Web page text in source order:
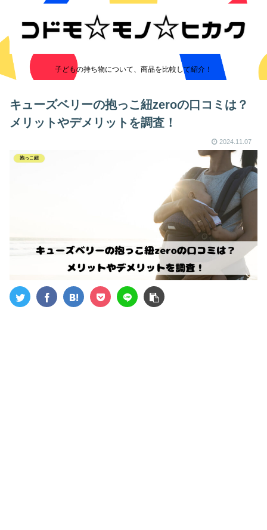
子どもの持ち物について、商品を比較して紹介！
キューズベリーの抱っこ紐zeroの口コミは？
メリットやデメリットを調査！
2024.11.07
抱っこ紐